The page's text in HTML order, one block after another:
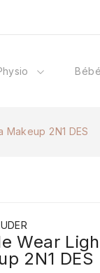
Bébé
2N1 DES
Wear
2N1 DES